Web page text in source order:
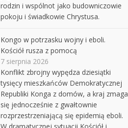
rodzin i wspólnot jako budowniczowie
pokoju i świadkowie Chrystusa.
Kongo w potrzasku wojny i eboli.
Kościół rusza z pomocą
7 sierpnia 2026
Konflikt zbrojny wypędza dziesiątki
tysięcy mieszkańców Demokratycznej
Republiki Konga z domów, a kraj zmaga
się jednocześnie z gwałtownie
rozprzestrzeniającą się epidemią eboli.